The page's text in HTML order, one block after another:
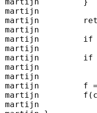
martijn
martijn
martijn
martijn
martijn
martijn
martijn
martijn
martijn
martijn
martijn